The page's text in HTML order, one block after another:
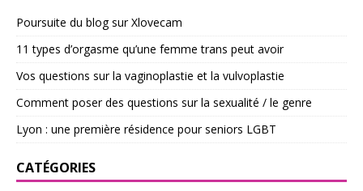
Poursuite du blog sur Xlovecam
11 types d’orgasme qu’une femme trans peut avoir
Vos questions sur la vaginoplastie et la vulvoplastie
Comment poser des questions sur la sexualité / le genre
Lyon : une première résidence pour seniors LGBT
CATÉGORIES